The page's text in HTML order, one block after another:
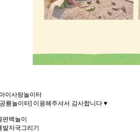
이사랑놀이터
룡놀이터] 이용해주셔서 감사합니다 ♥
편백놀이
발자국그리기